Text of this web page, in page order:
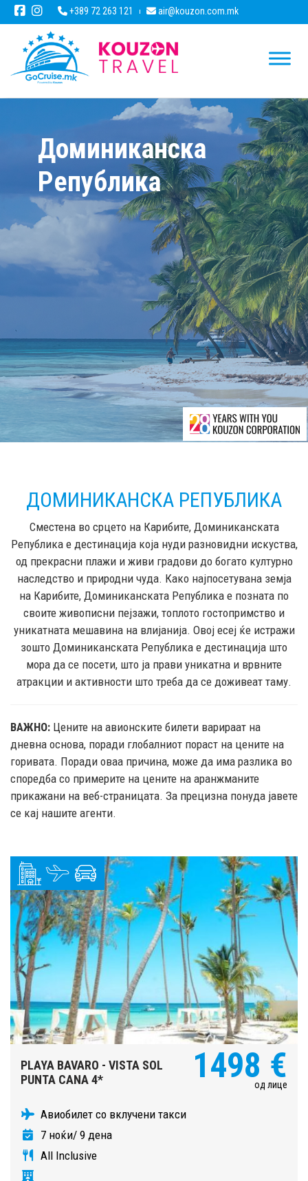
+389 72 263 121 air@kouzon.com.mk
Доминиканска
Република
ДОМИНИКАНСКА РЕПУБЛИКА
Сместена во срцето на Карибите, Доминиканската
Република е дестинација која нуди разновидни искуства,
од прекрасни плажи и живи градови до богато културно
наследство и природни чуда. Како најпосетувана земја
на Карибите, Доминиканската Република е позната по
своите живописни пејзажи, топлото гостопримство и
уникатната мешавина на влијанија. Овој есеј ќе истражи
зошто Доминиканската Република е дестинација што
мора да се посети, што ја прави уникатна и врвните
атракции и активности што треба да се доживеат таму.
ВАЖНО: Цените на авионските билети варираат на
дневна основа, поради глобалниот пораст на цените на
горивата. Поради оваа причина, може да има разлика во
споредба со примерите на цените на аранжманите
прикажани на веб-страницата. За прецизна понуда јавете
се кај нашите агенти.
PLAYA BAVARO - VISTA SOL
PUNTA CANA 4*
1498 €
од лице
Авиобилет со вклучени такси
7 ноќи/ 9 дена
All Inclusive